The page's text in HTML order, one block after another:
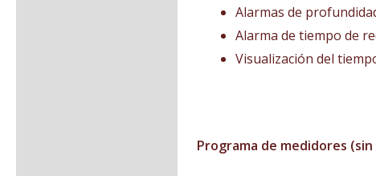
Alarmas de
Alarma de tiempo de
Visualización del
Programa de medidores